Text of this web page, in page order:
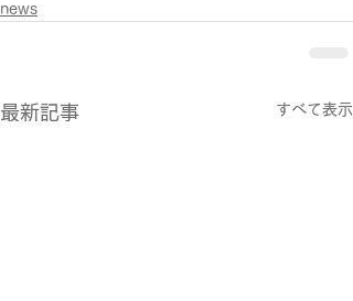
news
最新記事 すべて表示